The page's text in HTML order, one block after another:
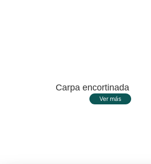
Carpa encortinada
Ver más